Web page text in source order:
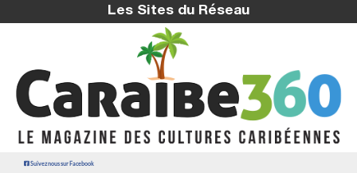
Les Sites du Réseau
Suivez nous sur Facebook